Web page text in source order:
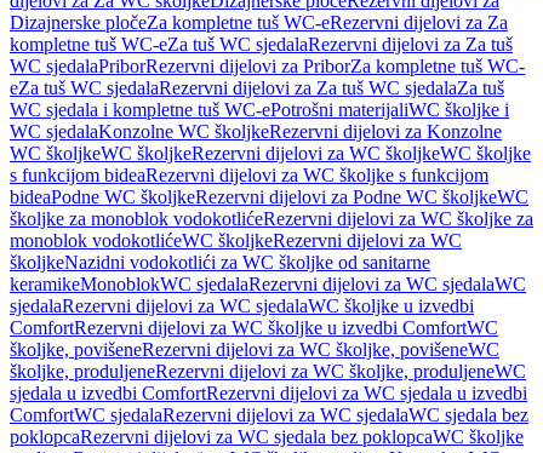
Dizajnerske pločeZa kompletne tuš WC-eRezervni dijelovi za Za
kompletne tuš WC-eZa tuš WC sjedalaRezervni dijelovi za Za tuš
WC sjedalaPriborRezervni dijelovi za PriborZa kompletne tuš WC-
eZa tuš WC sjedalaRezervni dijelovi za Za tuš WC sjedalaZa tuš
WC sjedala i kompletne tuš WC-ePotrošni materijaliWC školjke i
WC sjedalaKonzolne WC školjkeRezervni dijelovi za Konzolne
WC školjkeWC školjkeRezervni dijelovi za WC školjkeWC školjke
s funkcijom bideaRezervni dijelovi za WC školjke s funkcijom
bideaPodne WC školjkeRezervni dijelovi za Podne WC školjkeWC
školjke za monoblok vodokotlićeRezervni dijelovi za WC školjke za
monoblok vodokotlićeWC školjkeRezervni dijelovi za WC
školjkeNazidni vodokotlići za WC školjke od sanitarne
keramikeMonoblokWC sjedalaRezervni dijelovi za WC sjedalaWC
sjedalaRezervni dijelovi za WC sjedalaWC školjke u izvedbi
ComfortRezervni dijelovi za WC školjke u izvedbi ComfortWC
školjke, povišeneRezervni dijelovi za WC školjke, povišeneWC
školjke, produljeneRezervni dijelovi za WC školjke, produljeneWC
sjedala u izvedbi ComfortRezervni dijelovi za WC sjedala u izvedbi
ComfortWC sjedalaRezervni dijelovi za WC sjedalaWC sjedala bez
poklopcaRezervni dijelovi za WC sjedala bez poklopcaWC školjke